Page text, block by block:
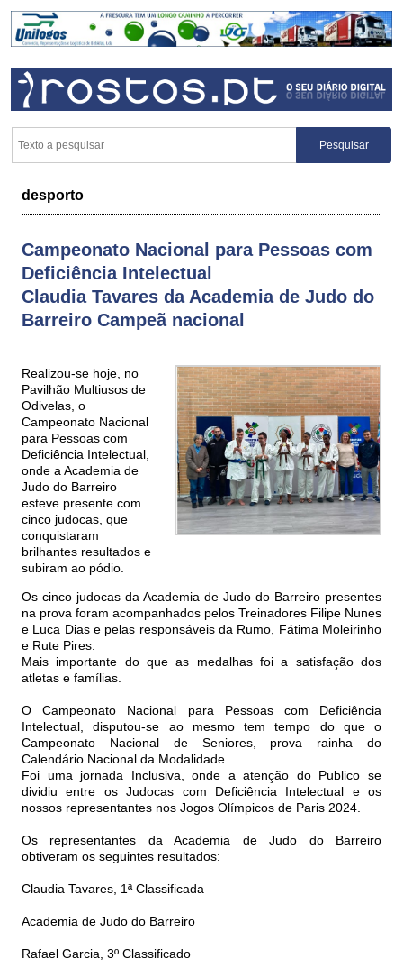
desporto
Campeonato Nacional para Pessoas com
Deficiência Intelectual
Claudia Tavares da Academia de Judo do
Barreiro Campeã nacional
Realizou-se hoje, no
Pavilhão Multiusos de
Odivelas, o
Campeonato Nacional
para Pessoas com
Deficiência Intelectual,
onde a Academia de
Judo do Barreiro
esteve presente com
cinco judocas, que
conquistaram
brilhantes resultados e
subiram ao pódio.
Os cinco judocas da Academia de Judo do Barreiro presentes
na prova foram acompanhados pelos Treinadores Filipe Nunes
e Luca Dias e pelas responsáveis da Rumo, Fátima Moleirinho
e Rute Pires.
Mais importante do que as medalhas foi a satisfação dos
atletas e famílias.
O Campeonato Nacional para Pessoas com Deficiência
Intelectual, disputou-se ao mesmo tem tempo do que o
Campeonato Nacional de Seniores, prova rainha do
Calendário Nacional da Modalidade.
Foi uma jornada Inclusiva, onde a atenção do Publico se
dividiu entre os Judocas com Deficiência Intelectual e os
nossos representantes nos Jogos Olímpicos de Paris 2024.
Os representantes da Academia de Judo do Barreiro
obtiveram os seguintes resultados:
Claudia Tavares, 1ª Classificada
Academia de Judo do Barreiro
Rafael Garcia, 3º Classificado